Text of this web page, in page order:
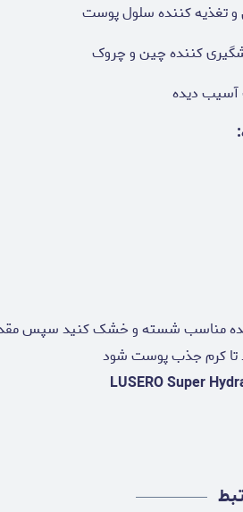
تغذیه کننده سلول پوست
کننده چین و چروک
آسیب دیده
مناسب شسته و خشک کنید سپس مقدار
تا کرم جذب پوست شود
LUSERO Super